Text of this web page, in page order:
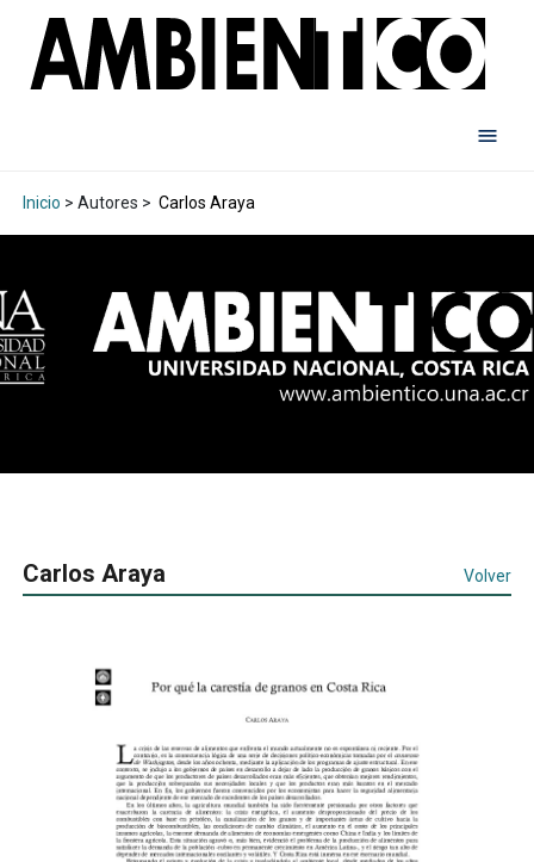
Inicio > Autores > Carlos Araya
Carlos Araya Volver